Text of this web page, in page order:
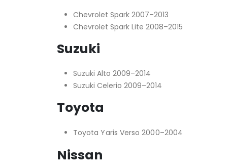
Chevrolet Spark 2007–2013
Chevrolet Spark Lite 2008–2015
Suzuki
Suzuki Alto 2009–2014
Suzuki Celerio 2009–2014
Toyota
Toyota Yaris Verso 2000–2004
Nissan